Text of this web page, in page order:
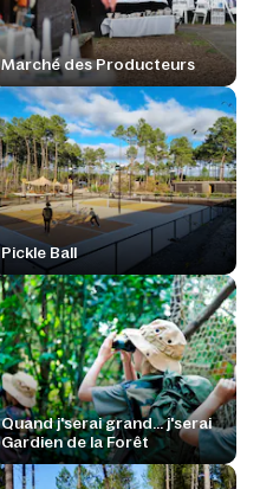
Marché des Producteurs
Pickle Ball
Quand j'serai grand... j'serai
Gardien de la Forêt